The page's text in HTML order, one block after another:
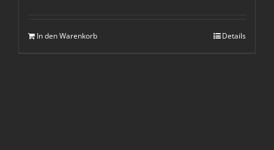
In den Warenkorb Details